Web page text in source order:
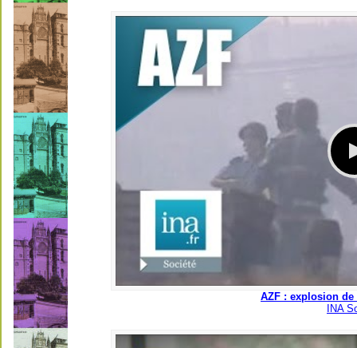
AZF : explosion de
INA